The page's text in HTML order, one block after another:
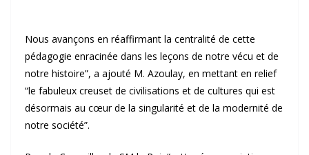
Nous avançons en réaffirmant la centralité de cette
pédagogie enracinée dans les leçons de notre vécu et de
notre histoire”, a ajouté M. Azoulay, en mettant en relief
“le fabuleux creuset de civilisations et de cultures qui est
désormais au cœur de la singularité et de la modernité de
notre société”.